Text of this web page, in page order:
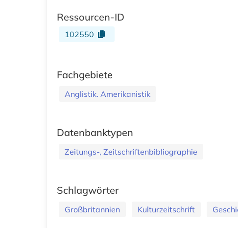
Ressourcen-ID
102550
Fachgebiete
Anglistik. Amerikanistik
Datenbanktypen
Zeitungs-, Zeitschriftenbibliographie
Schlagwörter
Großbritannien Kulturzeitschrift